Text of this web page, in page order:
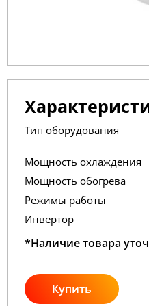
Тип оборудования
Мощность охлаждения
Мощность обогрева
Режимы работы
Инвертор
*Наличие товара
Купить